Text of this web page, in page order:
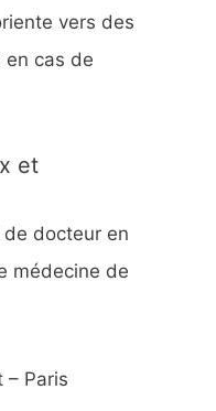
vers des
en cas de
et
de docteur en
médecine de
– Paris